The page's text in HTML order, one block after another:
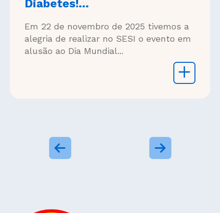
Diabetes!...
Em 22 de novembro de 2025 tivemos a
alegria de realizar no SESI o evento em
alusão ao Dia Mundial...